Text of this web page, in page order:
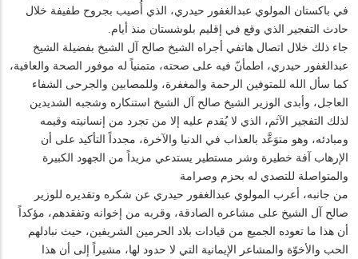
في باكستان المولوي عبدالغفور حيدري، الذي أُصيب بجروح طفيفة خلال
حادث التفجير الذي وقع في إقليم بلوشستان منذ أيام.
جاء ذلك خلال اتصال هاتفي أجراه الشيخ صالح آل الشيخ بفضيلة الشيخ
عبدالغفور حيدري، اطمأنّ فيه على صحته، متمنياً له موفور الصحة والعافية،
كما سأل الله للمتوفين الرحمة والمغفرة، وللمصابين والجرحى الشفاء
العاجل، وأبدى الوزير الشيخ صالح آل الشيخ استنكاره وشجبه الشديدين
لذلك التفجير الآثم، الذي لا يُقدم عليه إلا من تجرد من إنسانيته وقيمه
ومبادئه، وهو متوَعَّد بالعذاب في الدنيا والآخرة، مجدداً التأكيد على أن
الإرهاب آفة خطيرة وشر مستطير يستدعي مزيداً من الجهود الكبيرة
والمتواصلة للتصدي له بحزم وصرامة
من جانبه، أعرب المولوي عبدالغفور حيدري عن شكره وتقديره للوزير
صالح آل الشيخ على مشاعره الصادقة، وقربه من إخوانه وتفقدهم، مؤكداً
أن هذا ما تعوده الجميع من قيادات بلاد الحرمين الشريفين، حيث نبادلهم
الحب والأخوّة والمشاعر الإيمانية التي لا حدود لها، مشيراً إلى أن هذا